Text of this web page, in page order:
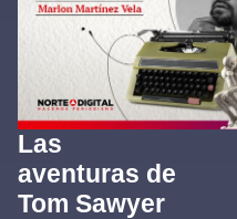
Las
aventuras de
Tom Sawyer